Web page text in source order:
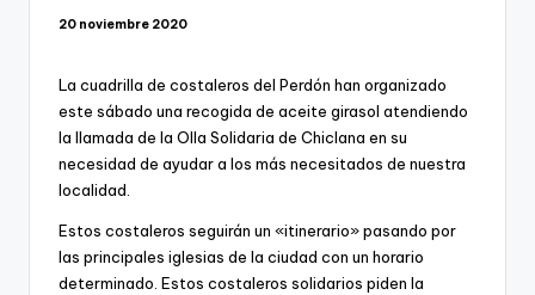
20 noviembre 2020
La cuadrilla de costaleros del Perdón han organizado
este sábado una recogida de aceite girasol atendiendo
la llamada de la Olla Solidaria de Chiclana en su
necesidad de ayudar a los más necesitados de nuestra
localidad.
Estos costaleros seguirán un «itinerario» pasando por
las principales iglesias de la ciudad con un horario
determinado. Estos costaleros solidarios piden la